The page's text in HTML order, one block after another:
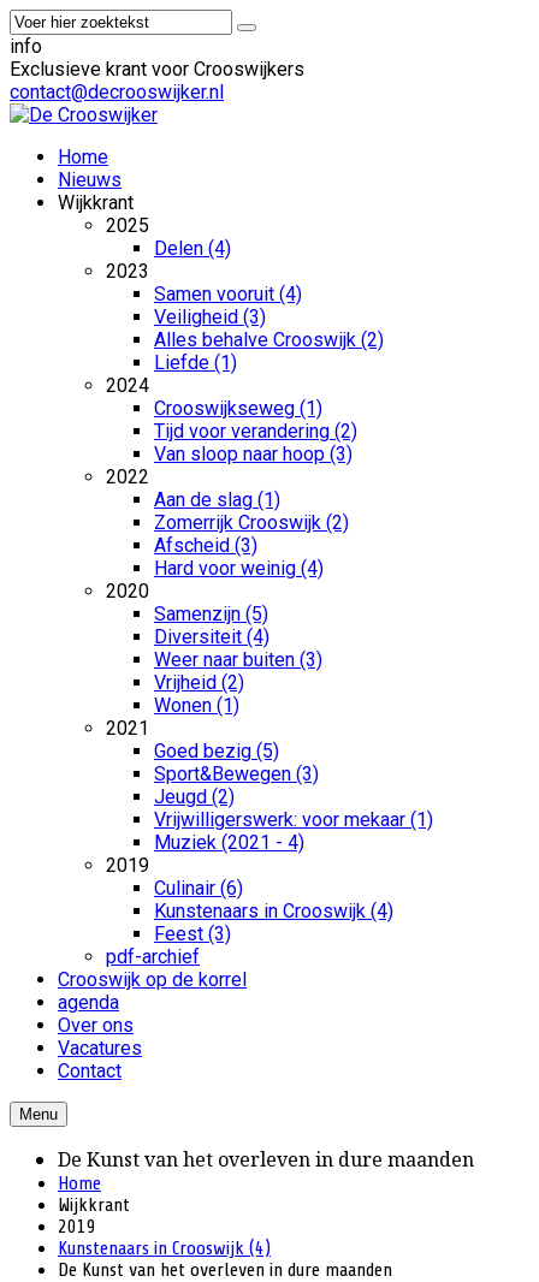
info
Exclusieve krant voor Crooswijkers
contact@decrooswijker.nl
Home
Nieuws
Wijkkrant
2025
Delen (4)
2023
Samen vooruit (4)
Veiligheid (3)
Alles behalve Crooswijk (2)
Liefde (1)
2024
Crooswijkseweg (1)
Tijd voor verandering (2)
Van sloop naar hoop (3)
2022
Aan de slag (1)
Zomerrijk Crooswijk (2)
Afscheid (3)
Hard voor weinig (4)
2020
Samenzijn (5)
Diversiteit (4)
Weer naar buiten (3)
Vrijheid (2)
Wonen (1)
2021
Goed bezig (5)
Sport&Bewegen (3)
Jeugd (2)
Vrijwilligerswerk: voor mekaar (1)
Muziek (2021 - 4)
2019
Culinair (6)
Kunstenaars in Crooswijk (4)
Feest (3)
pdf-archief
Crooswijk op de korrel
agenda
Over ons
Vacatures
Contact
Menu
De Kunst van het overleven in dure maanden
Home
Wijkkrant
2019
Kunstenaars in Crooswijk (4)
De Kunst van het overleven in dure maanden